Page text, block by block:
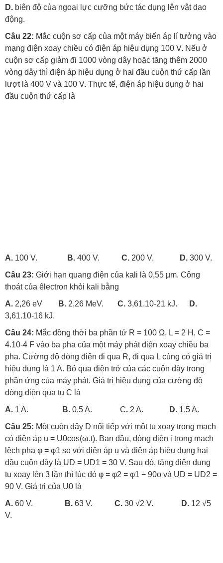
D. biên độ của ngoại lực cưỡng bức tác dụng lên vật dao
động.
Câu 22: Mắc cuộn sơ cấp của một máy biến áp lí tưởng vào
mạng điện xoay chiều có điện áp hiệu dụng 100 V. Nếu ở
cuộn sơ cấp giảm đi 1000 vòng dây hoặc tăng thêm 2000
vòng dây thì điện áp hiệu dụng ở hai đầu cuộn thứ cấp lần
lượt là 400 V và 100 V. Thực tế, điện áp hiệu dụng ở hai
đầu cuộn thứ cấp là
A. 100 V. B. 400 V. C. 200 V. D. 300 V.
Câu 23: Giới hạn quang điện của kali là 0,55 µm. Công
thoát của êlectron khỏi kali bằng
A. 2,26 eV B. 2,26 MeV. C. 3,61.10-21 kJ.
D.
3,61.10-16 kJ.
Câu 24: Mắc đồng thời ba phần tử R = 100 Ω, L = 2 H, C =
4.10-4 F vào ba pha của một máy phát điện xoay chiều ba
pha. Cường độ dòng điện đi qua R, đi qua L cùng có giá trị
hiệu dụng là 1 A. Bỏ qua điện trở của các cuộn dây trong
phần ứng của máy phát. Giá trị hiệu dụng của cường độ
dòng điện qua tụ C là
A. 1 A. B. 0,5 A. C. 2 A. D. 1,5 A.
Câu 25: Một cuộn dây D nối tiếp với một tụ xoay trong mạch
có điện áp u = U0cos(ω.t). Ban đầu, dòng điện i trong mạch
lệch pha φ = φ1 so với điện áp u và điện áp hiệu dụng hai
đầu cuộn dây là UD = UD1 = 30 V. Sau đó, tăng điện dung
tụ xoay lên 3 lần thì lúc đó φ = φ2 = φ1 − 90o và UD = UD2 =
90 V. Giá trị của U0 là
A. 60 V. B. 63 V. C. 30 √2 V. D. 12 √5
V.